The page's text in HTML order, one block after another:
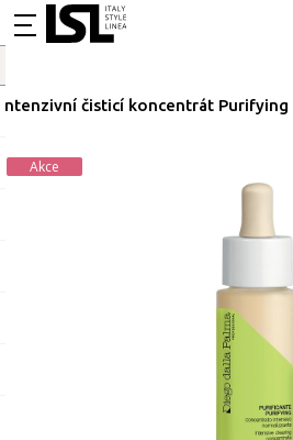
Intenzivní čisticí koncentrát Purifying
Akce